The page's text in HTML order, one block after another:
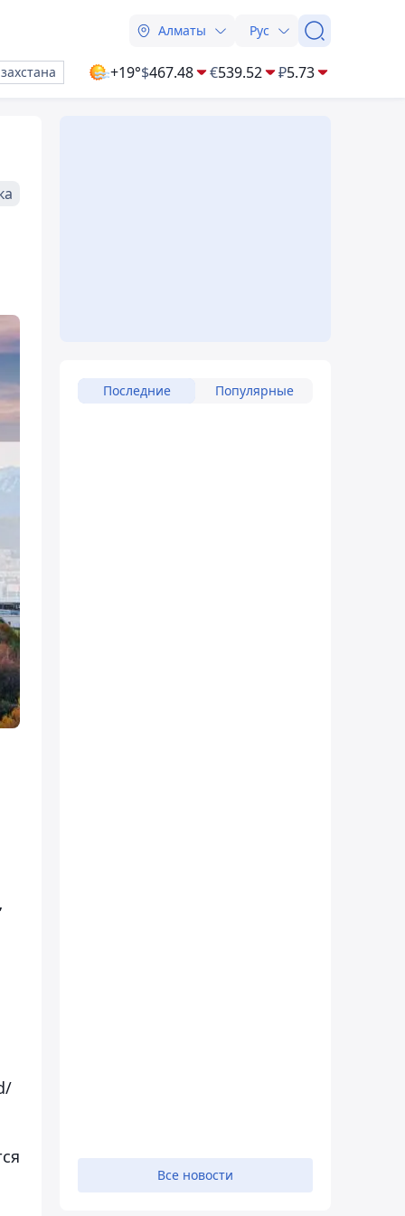
Алматы Рус
+19°$467.48 €539.52 ₽5.73
Последние Популярные
Все новости